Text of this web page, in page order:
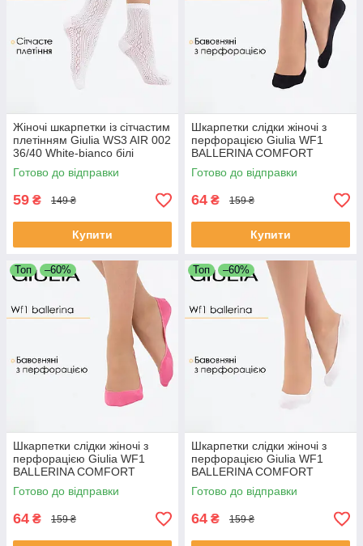
Жіночі шкарпетки із сітчастим
плетінням Giulia WS3 AIR 002
36/40 White-bianco білі
шкарпетки сітка
Готово до відправки
59 ₴ 149 ₴
Купити
Шкарпетки слідки жіночі з
перфорацією Giulia WF1
BALLERINA COMFORT
[WFP/SkR-cl] 36/40 Black-
black, Джулія
Готово до відправки
64 ₴ 159 ₴
Купити
Топ –60%
Шкарпетки слідки жіночі з
перфорацією Giulia WF1
BALLERINA COMFORT
[WFP/SkR-cl] 36/40 Pink-
bubblegum, Джулія
Готово до відправки
64 ₴ 159 ₴
Топ –60%
Шкарпетки слідки жіночі з
перфорацією Giulia WF1
BALLERINA COMFORT
[WFP/SkR-cl] 36/40 White-
white, шкарпетки жіночі
Готово до відправки
64 ₴ 159 ₴